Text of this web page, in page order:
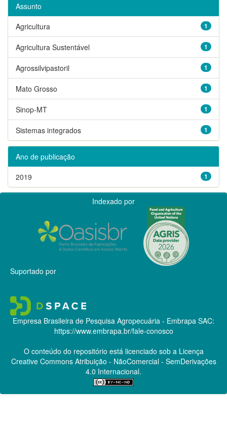
Assunto
1
Agricultura
1
Agricultura Sustentável
1
Agrossilvipastoril
1
Mato Grosso
1
Sinop-MT
1
Sistemas integrados
Ano de publicação
1
2019
Indexado por
Suportado por
Empresa Brasileira de Pesquisa Agropecuária - Embrapa SAC:
https://www.embrapa.br/fale-conosco
O conteúdo do repositório está licenciado sob a Licença
Creative CommonsAtribuição - NãoComercial - SemDerivações
4.0 Internacional.